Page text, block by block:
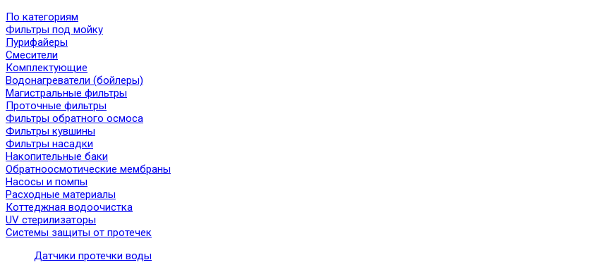
По категориям
Фильтры под мойку
Пурифайеры
Смесители
Комплектующие
Водонагреватели (бойлеры)
Магистральные фильтры
Проточные фильтры
Фильтры обратного осмоса
Фильтры кувшины
Фильтры насадки
Накопительные баки
Обратноосмотические мембраны
Насосы и помпы
Расходные материалы
Коттеджная водоочистка
UV стерилизаторы
Системы защиты от протечек
Датчики протечки воды